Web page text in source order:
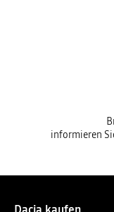
informieren